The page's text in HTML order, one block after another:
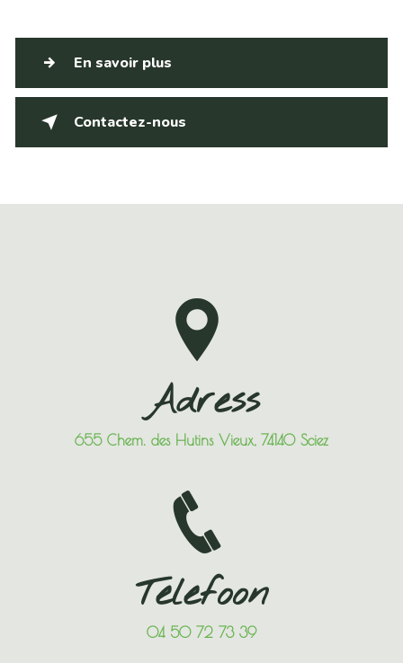
En savoir plus
Contactez-nous
Adress
655 Chem. des Hutins Vieux, 74140 Sciez
Telefoon
04 50 72 73 39